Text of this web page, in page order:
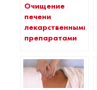
Очищение
печени
лекарственными
препаратами